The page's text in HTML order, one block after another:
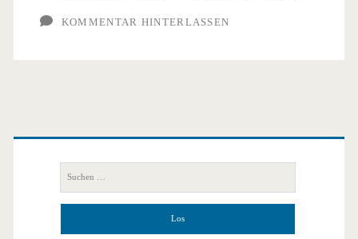
KOMMENTAR HINTERLASSEN
Primäre
Seitenleiste
nach: